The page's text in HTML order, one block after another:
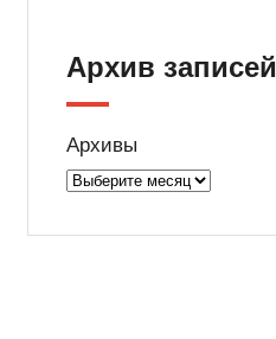
Архив записей
Архивы